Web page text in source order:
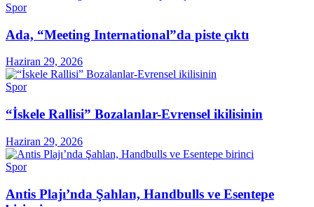
Spor
Ada, “Meeting International”da piste çıktı
Haziran 29, 2026
Spor
“İskele Rallisi” Bozalanlar-Evrensel ikilisinin
Haziran 29, 2026
Spor
Antis Plajı’nda Şahlan, Handbulls ve Esentepe